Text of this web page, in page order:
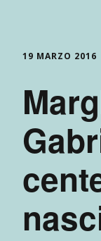
19 MARZO 2016